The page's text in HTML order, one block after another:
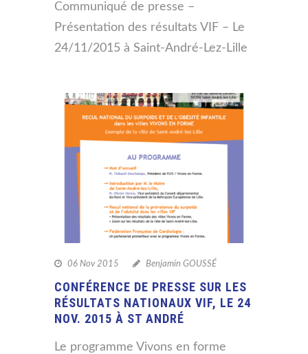
Communiqué de presse –
Présentation des résultats VIF – Le
24/11/2015 à Saint-André-Lez-Lille
06 Nov 2015 Benjamin GOUSSÉ
CONFÉRENCE DE PRESSE SUR LES
RÉSULTATS NATIONAUX VIF, LE 24
NOV. 2015 À ST ANDRÉ
Le programme Vivons en forme